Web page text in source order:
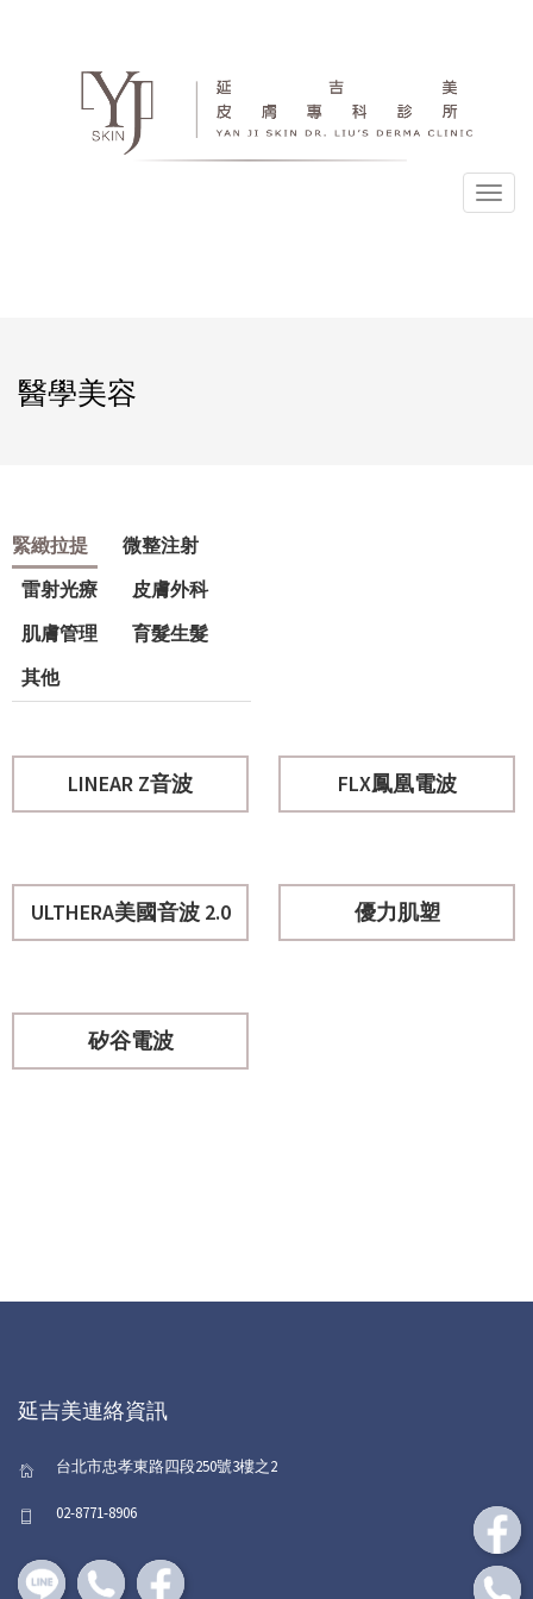
選
醫學美容
緊緻拉提
微整注射
雷射光療
皮膚外科
肌膚管理
育髮生髮
其他
LINEAR Z音波 FLX鳳凰電波
ULTHERA美國音波 2.0 優力肌塑
矽谷電波
延吉美連絡資訊
台北市忠孝東路四段250號3樓之2
02-8771-8906